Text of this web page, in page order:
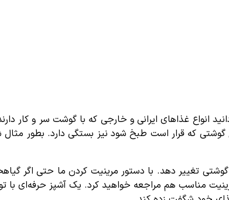
انواع غذاهای ایرانی و خارجی که با گوشت سر و کار
که قرار است طبخ شود نیز بستگی دارد. بطور مثال
تغییر دهد. با دستور مرینیت کردن ما حتی اگر
مناسب هم مراجعه خواهید کرد. یک آشپز حرفه‌ای با